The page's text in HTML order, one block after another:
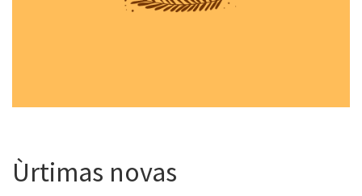
Ùrtimas novas